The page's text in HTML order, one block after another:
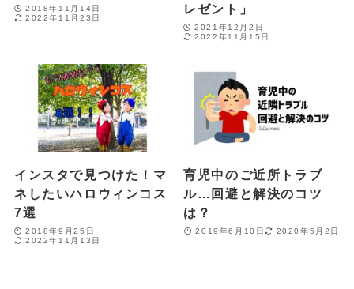
2018年11月14日
2022年11月23日
レゼント」
2021年12月2日
2022年11月15日
インスタで見つけた！マ
ネしたいハロウィンコス
7選
2018年9月25日
2022年11月13日
育児中のご近所トラブ
ル…回避と解決のコツ
は？
2019年6月10日 2020年5月2日